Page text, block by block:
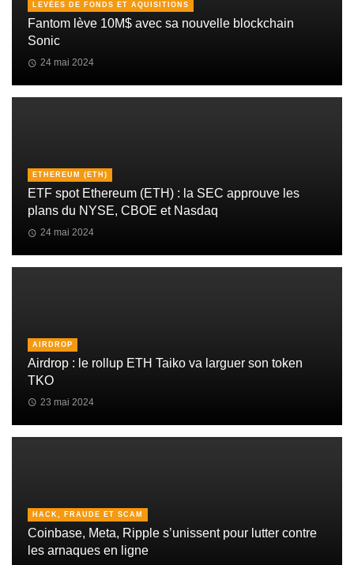
LEVÉES DE FONDS ET AQUISITIONS
Fantom lève 10M$ avec sa nouvelle blockchain
Sonic
24 mai 2024
ETHEREUM (ETH)
ETF spot Ethereum (ETH) : la SEC approuve les
plans du NYSE, CBOE et Nasdaq
24 mai 2024
AIRDROP
Airdrop : le rollup ETH Taiko va larguer son token
TKO
23 mai 2024
HACK, FRAUDE ET SCAM
Coinbase, Meta, Ripple s’unissent pour lutter contre
les arnaques en ligne